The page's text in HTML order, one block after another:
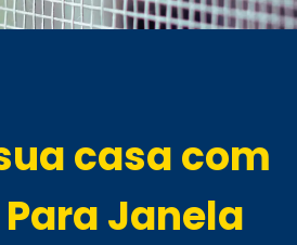
casa com
Para Janela